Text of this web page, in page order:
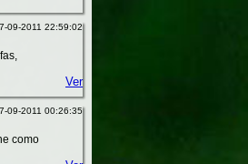
09-2011 22:59:02
Ver
09-2011 00:26:35
como